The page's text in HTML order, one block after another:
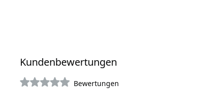
Kundenbewertungen
Bewertungen